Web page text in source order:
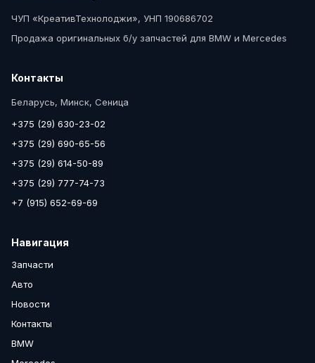
ЧУП «КреативТехнолоджи», УНП 190686702
Продажа оригинальных б/у запчастей для BMW и Mercedes
Контакты
Беларусь, Минск, Сеница
+375 (29) 630-23-02
+375 (29) 690-65-56
+375 (29) 614-50-89
+375 (29) 777-74-73
+7 (915) 652-69-69
Навигация
Запчасти
Авто
Новости
Контакты
BMW